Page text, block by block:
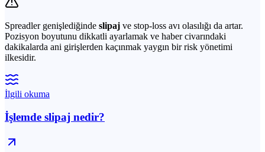
Spreadler genişlediğinde slipaj ve stop-loss avı olasılığı da artar.
Pozisyon boyutunu dikkatli ayarlamak ve haber civarındaki
dakikalarda ani girişlerden kaçınmak yaygın bir risk yönetimi
ilkesidir.
İlgili okuma
İşlemde slipaj nedir?